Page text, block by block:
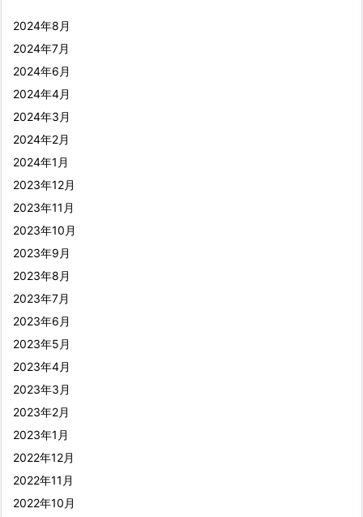
2024年8月
2024年7月
2024年6月
2024年4月
2024年3月
2024年2月
2024年1月
2023年12月
2023年11月
2023年10月
2023年9月
2023年8月
2023年7月
2023年6月
2023年5月
2023年4月
2023年3月
2023年2月
2023年1月
2022年12月
2022年11月
2022年10月